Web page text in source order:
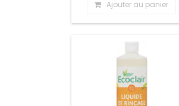
Ajouter au panier